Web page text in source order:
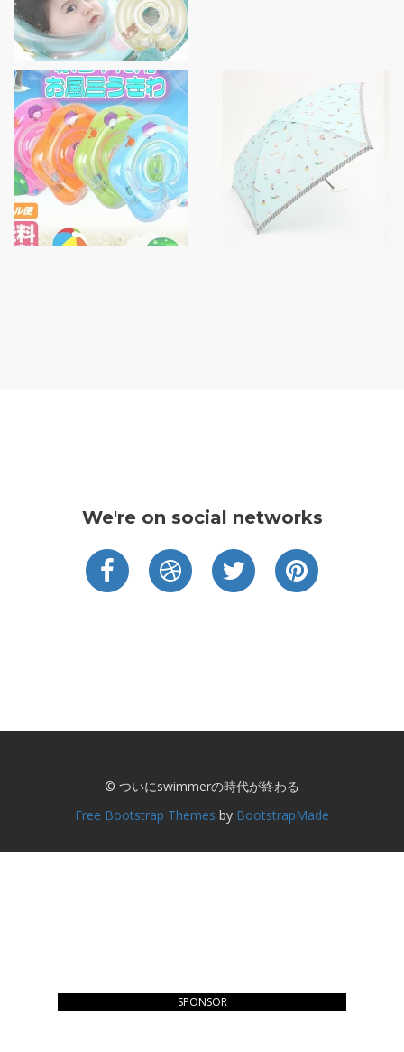
We're on social networks
© ついにswimmerの時代が終わる
Free Bootstrap Themes by BootstrapMade
SPONSOR